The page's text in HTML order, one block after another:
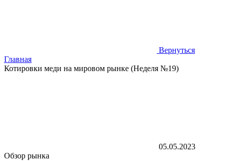
Вернуться
Главная
Котировки меди на мировом рынке (Неделя №19)
05.05.2023
Обзор рынка